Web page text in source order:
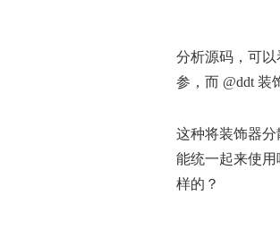
分析源码，可以
参，而 @ddt 装
这种将装饰器
能统一起来使
样的？